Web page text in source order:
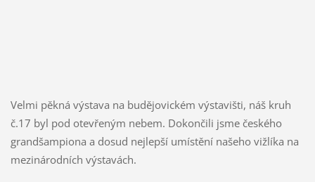
Velmi pěkná výstava na budějovickém výstavišti, náš kruh
č.17 byl pod otevřeným nebem. Dokončili jsme českého
grandšampiona a dosud nejlepší umístění našeho vižlíka na
mezinárodních výstavách.